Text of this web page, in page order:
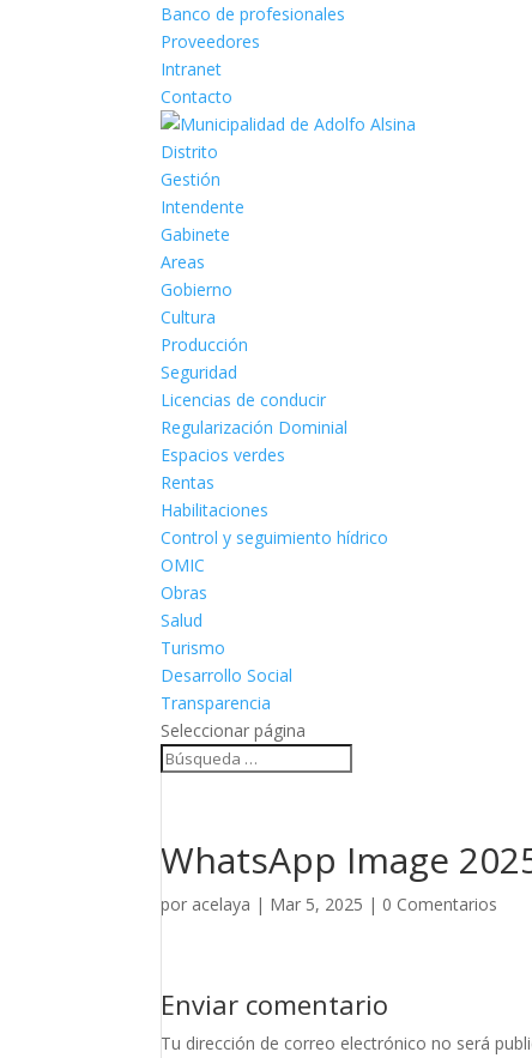
Banco de profesionales
Proveedores
Intranet
Contacto
Distrito
Gestión
Intendente
Gabinete
Areas
Gobierno
Cultura
Producción
Seguridad
Licencias de conducir
Regularización Dominial
Espacios verdes
Rentas
Habilitaciones
Control y seguimiento hídrico
OMIC
Obras
Salud
Turismo
Desarrollo Social
Transparencia
Seleccionar página
WhatsApp Image
por acelaya | Mar 5, 2025 | 0 Comentarios
Enviar comentario
Tu dirección de correo electrónico no será